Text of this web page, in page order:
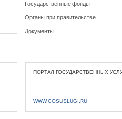
Государственные фонды
Органы при правительстве
Документы
ПОРТАЛ ГОСУДАРСТВЕННЫХ
WWW.GOSUSLUGI.RU